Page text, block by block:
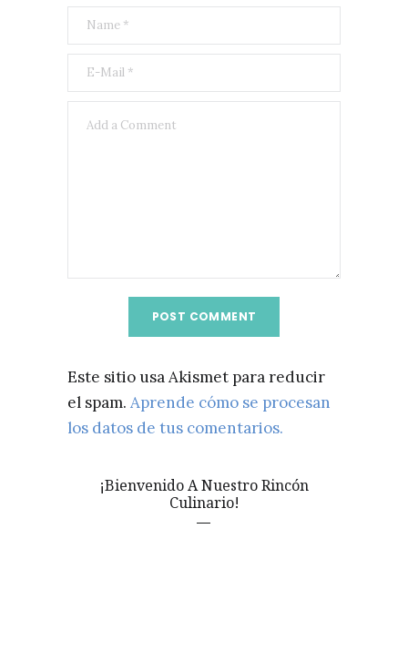
Este sitio usa Akismet para reducir
el spam. Aprende cómo se procesan
los datos de tus comentarios.
¡Bienvenido A Nuestro Rincón
Culinario!